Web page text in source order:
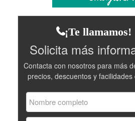
¡Te llamamos!
Solicita más
Contacta con nosotros para más
precios, descuentos y facilidades